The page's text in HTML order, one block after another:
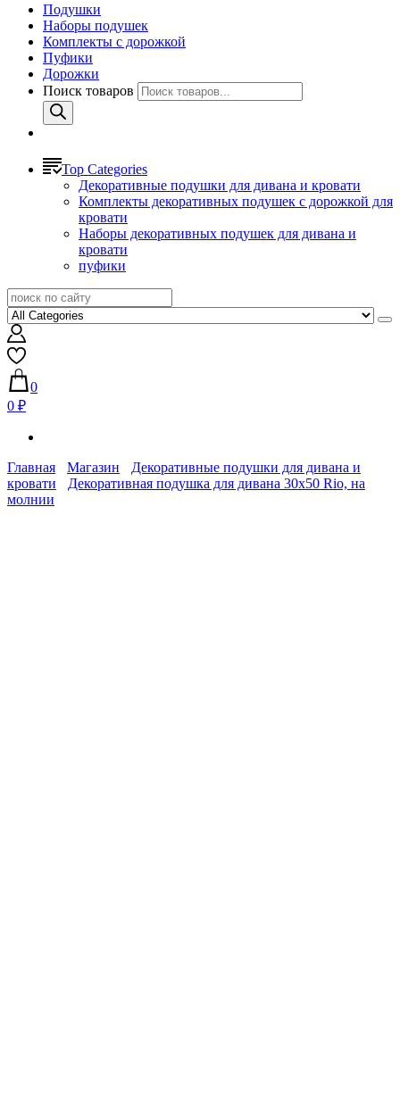
Подушки
Наборы подушек
Комплекты с дорожкой
Пуфики
Дорожки
Поиск товаров
Top Categories
Декоративные подушки для дивана и кровати
Комплекты декоративных подушек с дорожкой для
кровати
Наборы декоративных подушек для дивана и
кровати
пуфики
0
0 ₽
Главная Магазин
Декоративные подушки для дивана и
кровати
Декоративная подушка для дивана 30х50 Rio, на
молнии